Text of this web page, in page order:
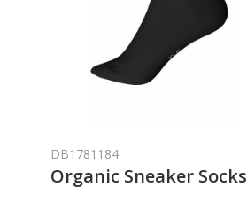
DB1781184
Organic Sneaker Socks